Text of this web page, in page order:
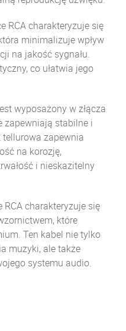
RCA charakteryzuje się
minimalizuje wpływ
na jakość sygnału.
co ułatwia jego
wyposażony w złącza
zapewniają stabilne i
tellurowa zapewnia
na korozję,
i nieskazitelny
RCA charakteryzuje się
które
Ten kabel nie tylko
muzyki, ale także
systemu audio.